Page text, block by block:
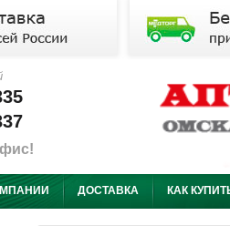
ДОСТАВКА КАК